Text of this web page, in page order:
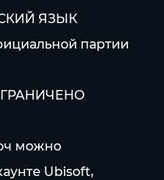
ЯЗЫК
партии
можно
Ubisoft,